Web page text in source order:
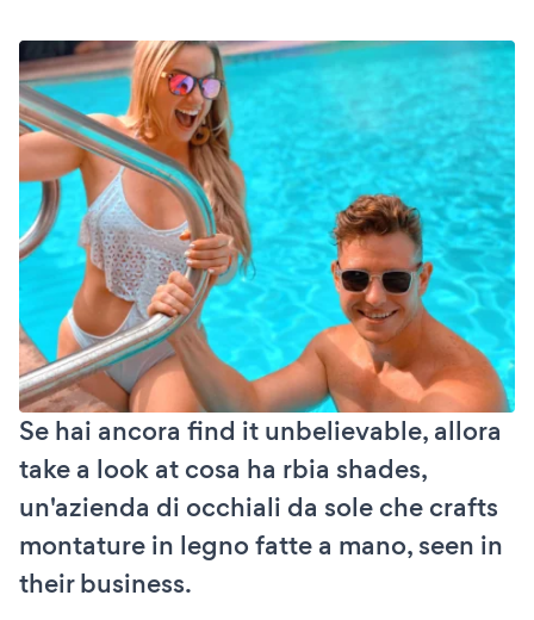
Se hai ancora find it unbelievable, allora
take a look at cosa ha rbia shades,
un'azienda di occhiali da sole che crafts
montature in legno fatte a mano, seen in
their business.